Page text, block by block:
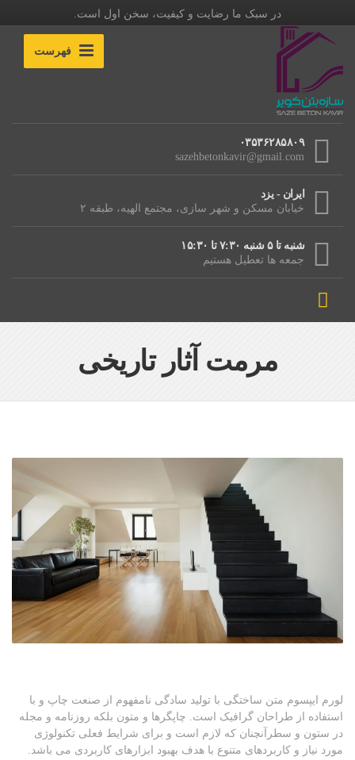
در سبک ما رضایت و کیفیت، سخن اول است.
فهرست
۰۳۵۳۶۲۸۵۸۰۹
sazehbetonkavir@gmail.com
ایران - یزد
خیابان مسکن و شهر سازی، مجتمع الهیه، طبقه ۲
شنبه تا ۵ شنبه ۷:۳۰ تا ۱۵:۳۰
جمعه ها تعطیل هستیم
مرمت آثار تاریخی
لورم ایپسوم متن ساختگی با تولید سادگی نامفهوم از صنعت چاپ و با
استفاده از طراحان گرافیک است. چاپگرها و متون بلکه روزنامه و مجله
در ستون و سطرآنچنان که لازم است و برای شرایط فعلی تکنولوژی
مورد نیاز و کاربردهای متنوع با هدف بهبود ابزارهای کاربردی می باشد.